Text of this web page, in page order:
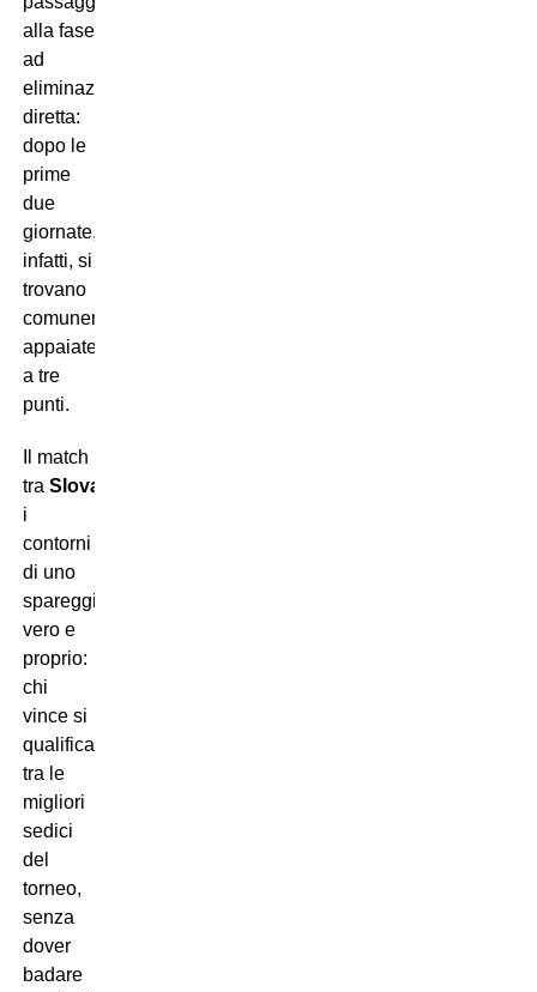
alla fase
ad
eliminazione
diretta:
dopo le
prime
due
giornate,
infatti, si
trovano
comunemente
appaiate
a tre
punti.
Il match
tra Slovacchia
i
contorni
di uno
spareggio
vero e
proprio:
chi
vince si
qualifica
tra le
migliori
sedici
del
torneo,
senza
dover
badare